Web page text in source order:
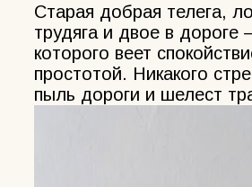
Старая добрая телега,
трудяга и двое в
которого веет
простотой. Никакого
пыль дороги и шелест